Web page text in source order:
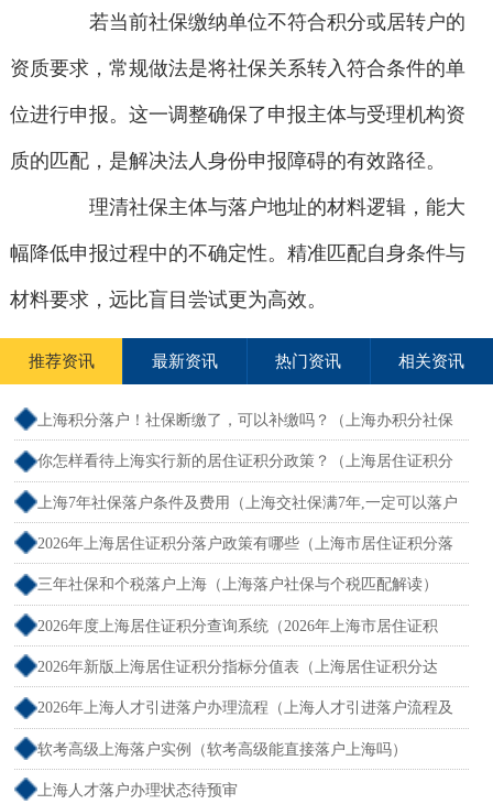
若当前社保缴纳单位不符合积分或居转户的
资质要求，常规做法是将社保关系转入符合条件的单
位进行申报。这一调整确保了申报主体与受理机构资
质的匹配，是解决法人身份申报障碍的有效路径。
理清社保主体与落户地址的材料逻辑，能大
幅降低申报过程中的不确定性。精准匹配自身条件与
材料要求，远比盲目尝试更为高效。
推荐资讯 最新资讯 热门资讯 相关资讯
上海积分落户！社保断缴了，可以补缴吗？（上海办积分社保
断交需要重新计算吗）
你怎样看待上海实行新的居住证积分政策？（上海居住证积分
新规）
上海7年社保落户条件及费用（上海交社保满7年,一定可以落户
吗？）
2026年上海居住证积分落户政策有哪些（上海市居住证积分落
户政策2026年）
三年社保和个税落户上海（上海落户社保与个税匹配解读）
2026年度上海居住证积分查询系统（2026年上海市居住证积
分）
2026年新版上海居住证积分指标分值表（上海居住证积分达
标）
2026年上海人才引进落户办理流程（上海人才引进落户流程及
所需时间）
软考高级上海落户实例（软考高级能直接落户上海吗）
上海人才落户办理状态待预审